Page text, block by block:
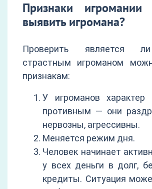
Признаки
выявить игромана?
Проверить является
страстным игроманом
признакам:
У игроманов характер
противным — они
нервозны, агрессивны.
Меняется режим дня.
Человек начинает
у всех деньги в долг,
кредиты. Ситуация